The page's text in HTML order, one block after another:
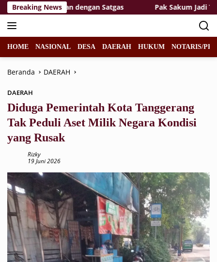
Langsung
ke
konten
Breaking News
Kebersamaan dengan Satgas Pak Sakum Jadi
HOME NASIONAL DESA DAERAH HUKUM NOTARIS/
Beranda DAERAH
DAERAH
Diduga Pemerintah Kota Tanggerang
Tak Peduli Aset Milik Negara Kondisi
yang Rusak
Rizky
19 Juni 2026